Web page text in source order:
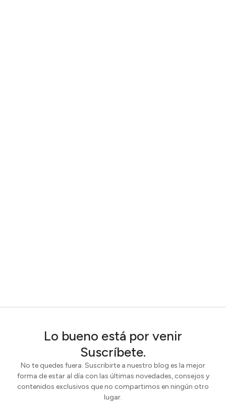
Lo bueno está por venir
Suscríbete.
No te quedes fuera. Suscribirte a nuestro blog es la mejor
forma de estar al día con las últimas novedades, consejos y
contenidos exclusivos que no compartimos en ningún otro
lugar.